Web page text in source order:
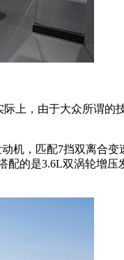
上，由于大众所谓
，匹配7挡双离合
配的是3.6L双涡轮增